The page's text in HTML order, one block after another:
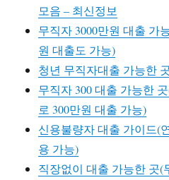
모음 – 최신정보
무직자 3000만원 대출 가
원 대출도 가능)
청년 무직자대출 가능한
무직자 300 대출 가능한
로 300만원 대출 가능)
신용불량자 대출 가이드(
용 가능)
직장없이 대출 가능한 곳(